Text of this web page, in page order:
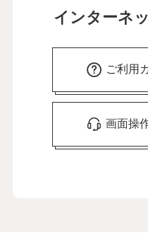
インターネ
ご利用
画面操